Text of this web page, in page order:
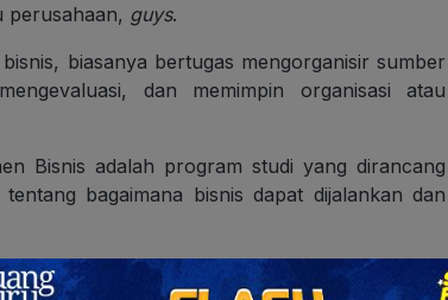
perusahaan, guys.
biasanya bertugas mengorganisir sumber
dan memimpin organisasi atau
Bisnis adalah program studi yang dirancang
bagaimana bisnis dapat dijalankan dan
mengatur mahasiswa belajar tentang berbagai